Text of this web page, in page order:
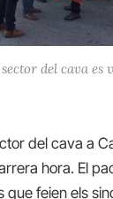
del cava es
del cava a
hora. El
que feien els